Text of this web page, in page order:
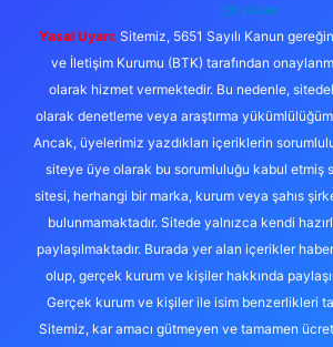
@karabul
Yasal Uyarı: Sitemiz, 5651 Sayılı Kanun
ve İletişim Kurumu (BTK) tarafından
olarak hizmet vermektedir. Bu nedenle,
olarak denetleme veya araştırma
Ancak, üyelerimiz yazdıkları içeriklerin
siteye üye olarak bu sorumluluğu kabul etmiş
sitesi, herhangi bir marka, kurum veya şahıs
bulunmamaktadır. Sitede yalnızca kendi
paylaşılmaktadır. Burada yer alan içerikler
olup, gerçek kurum ve kişiler hakkında
Gerçek kurum ve kişiler ile isim benzerlikleri
Sitemiz, kar amacı gütmeyen ve tamamen